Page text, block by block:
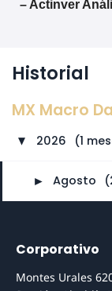
– Actinver
Historial
MX Macro
► 2026 (1
► Agosto
Corporativo
Montes Urales